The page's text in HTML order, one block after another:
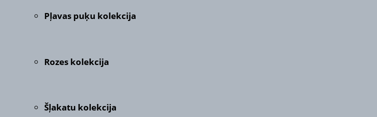
Pļavas puķu kolekcija
Rozes kolekcija
Šļakatu kolekcija